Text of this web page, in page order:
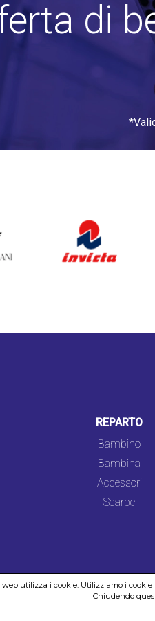
di
INVICTA
REPARTO
Bambino
Bambina
Accessori
Scarpe
web utilizza i cookie. Utilizziamo i
Chiudendo